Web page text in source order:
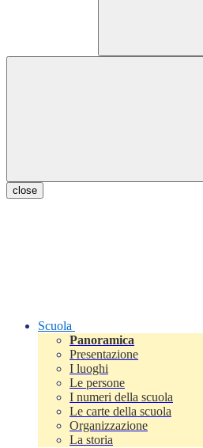
close
Scuola
Panoramica
Presentazione
I luoghi
Le persone
I numeri della scuola
Le carte della scuola
Organizzazione
La storia